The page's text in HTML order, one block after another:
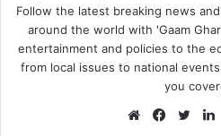
Follow the latest breaking news
around the world with 'Gaam
entertainment and policies to the
from local issues to national
you